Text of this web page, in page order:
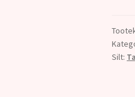
Silt: